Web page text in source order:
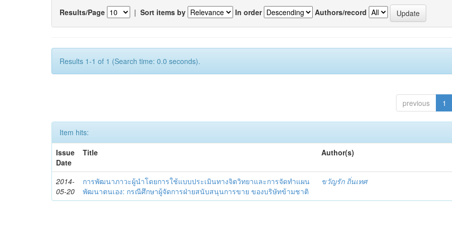
Results/Page | Sort items by In order Authors/record
Results 1-1 of 1 (Search time: 0.0 seconds).
previous 1
Item hits:
Issue
Date
Title Author(s)
2014-
05-20
การพัฒนาภาวะผู้นำโดยการใช้แบบประเมินทางจิตวิทยาและการจัดทำแผน
พัฒนาตนเอง: กรณีศึกษาผู้จัดการฝ่ายสนับสนุนการขาย ของบริษัทข้ามชาติ
ขวัญรัก ถิ่นเทศ